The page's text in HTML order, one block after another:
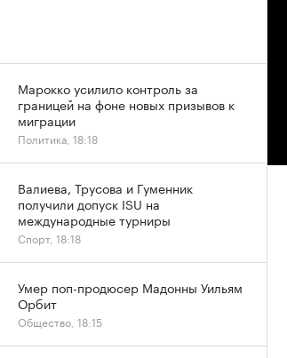
Марокко усилило контроль за
границей на фоне новых призывов к
миграции
Политика, 18:18
Валиева, Трусова и Гуменник
получили допуск ISU на
международные турниры
Спорт, 18:18
Умер поп-продюсер Мадонны Уильям
Орбит
Общество, 18:15